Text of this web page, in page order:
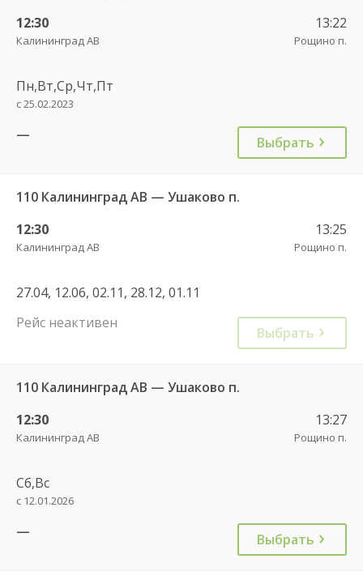
12:30
Калининград АВ
13:22
Рощино п.
Пн,Вт,Ср,Чт,Пт
с 25.02.2023
— Выбрать
110 Калининград АВ — Ушаково п.
12:30
Калининград АВ
13:25
Рощино п.
27.04, 12.06, 02.11, 28.12, 01.11
Рейс неактивен
Выбрать
110 Калининград АВ — Ушаково п.
12:30
Калининград АВ
13:27
Рощино п.
Сб,Вс
с 12.01.2026
— Выбрать